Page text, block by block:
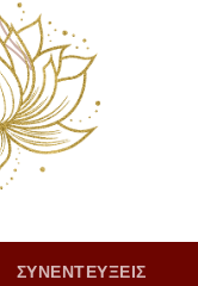
ΣΥΝΕΝΤΕΥΞΕΙΣ